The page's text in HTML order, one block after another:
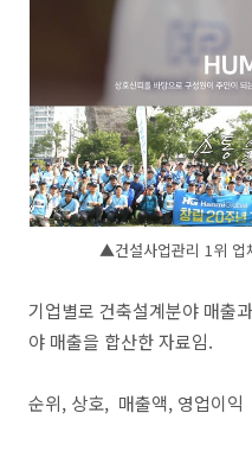
▲건설사업관리 1위 업
기업별로 건축설계분야 매출
야 매출을 합산한 자료임.
순위, 상호, 매출액, 영업이익